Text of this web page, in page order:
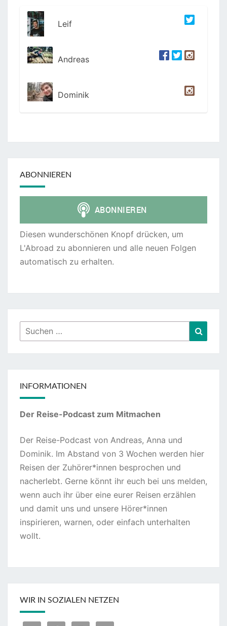
Leif
Andreas
Dominik
ABONNIEREN
Diesen wunderschönen Knopf drücken, um
L'Abroad zu abonnieren und alle neuen Folgen
automatisch zu erhalten.
Suchen
nach:
INFORMATIONEN
Der Reise-Podcast zum Mitmachen
Der Reise-Podcast von Andreas, Anna und
Dominik. Im Abstand von 3 Wochen werden hier
Reisen der Zuhörer*innen besprochen und
nacherlebt. Gerne könnt ihr euch bei uns melden,
wenn auch ihr über eine eurer Reisen erzählen
und damit uns und unsere Hörer*innen
inspirieren, warnen, oder einfach unterhalten
wollt.
WIR IN SOZIALEN NETZEN